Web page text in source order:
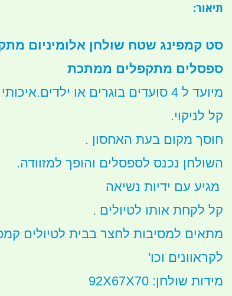
תיאור:
ספסלים מתקפלים ממתכת
מיועד ל 4 סועדים בוגרים או ילדים.איכותי ועמיד.
קל לניקוי.
חוסך מקום בעת האחסון .
השולחן נכנס לספסלים והופך למזוודה.
מגיע עם ידיות נשיאה
קל לקחת אותו לטיולים .
מתאים למסיבות לחצר בבית לטיולים
לקראוונים וכו'
מידות שולחן: 92X67X70